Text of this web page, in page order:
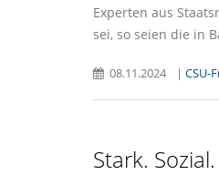
Experten aus
sei, so seien die in
08.11.2024 | CSU-
Stark.